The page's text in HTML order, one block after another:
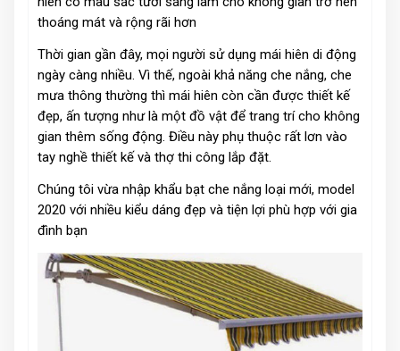
thoáng mát và rộng rãi hơn
Thời gian gần đây, mọi người sử dụng mái hiên di động
ngày càng nhiều. Vì thế, ngoài khả năng che nắng, che
mưa thông thường thì mái hiên còn cần được thiết kế
đẹp, ấn tượng như là một đồ vật để trang trí cho không
gian thêm sống động. Điều này phụ thuộc rất lơn vào
tay nghề thiết kế và thợ thi công lắp đặt.
Chúng tôi vừa nhập khẩu bạt che nắng loại mới, model
2020 với nhiều kiểu dáng đẹp và tiện lợi phù hợp với gia
đình bạn